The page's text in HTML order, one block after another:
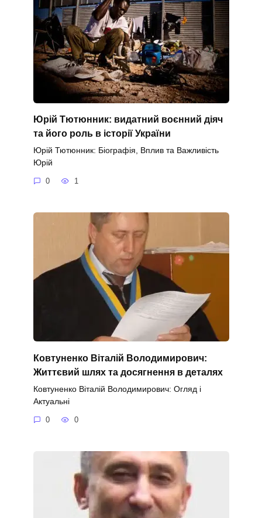
Юрій Тютюнник: видатний воєнний діяч
та його роль в історії України
Юрій Тютюнник: Біографія, Вплив та Важливість
Юрій
0 1
Ковтуненко Віталій Володимирович:
Життєвий шлях та досягнення в деталях
Ковтуненко Віталій Володимирович: Огляд і
Актуальні
0 0